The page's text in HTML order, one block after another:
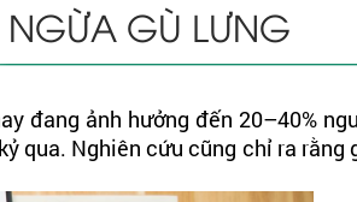
GÙ LƯNG
đang ảnh hưởng đến 20–40%
qua. Nghiên cứu cũng chỉ ra